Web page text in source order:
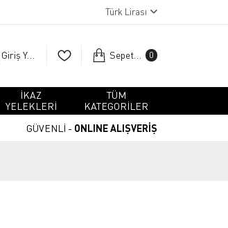
Türk Lirası
Giriş Yap Sepetim 0
İKAZ
YELEKLERİ
TÜM
KATEGORİLER
GÜVENLİ - ONLINE ALIŞVERİŞ